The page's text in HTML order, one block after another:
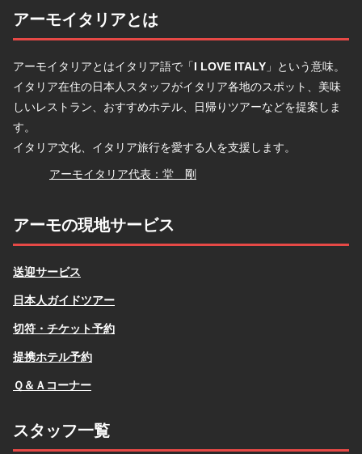
アーモイタリアとは
アーモイタリアとはイタリア語で「I LOVE ITALY 」という意味。
イタリア在住の日本人スタッフがイタリア各地のスポット、美味
しいレストラン、おすすめホテル、日帰りツアーなどを提案しま
す。
イタリア文化、イタリア旅行を愛する人を支援します。
堂
アーモイタリア代表：堂 剛
アーモの現地サービス
送迎サービス
日本人ガイドツアー
切符・チケット予約
提携ホテル予約
Ｑ＆Ａコーナー
スタッフ一覧